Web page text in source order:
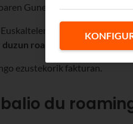
Gunetik.
roaminga
ezustekorik fakturan.
du